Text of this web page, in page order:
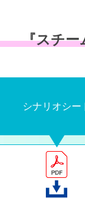
『スチー
シナリオシー